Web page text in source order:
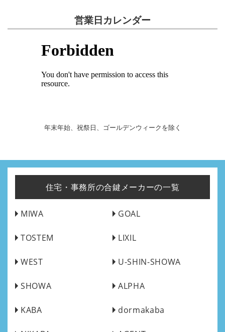
営業日カレンダー
年末年始、祝祭日、ゴールデンウィークを除く
住宅・事務所の合鍵メーカーの一覧
MIWA GOAL
TOSTEM LIXIL
WEST U-SHIN-SHOWA
SHOWA ALPHA
KABA dormakaba